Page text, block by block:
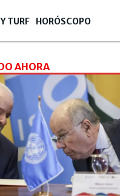
TURF HORÓSCOPO
AHORA